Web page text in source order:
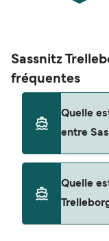
Sassnitz
fréquentes
Quelle
entre
Veuillez
itinéraires
Quelle